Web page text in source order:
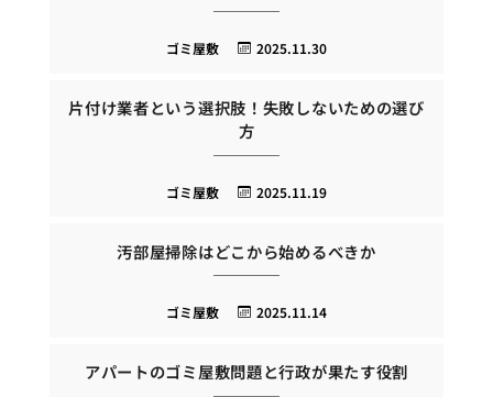
2025.11.30
ゴミ屋敷
片付け業者という選択肢！失敗しないための選び
方
2025.11.19
ゴミ屋敷
汚部屋掃除はどこから始めるべきか
2025.11.14
ゴミ屋敷
アパートのゴミ屋敷問題と行政が果たす役割